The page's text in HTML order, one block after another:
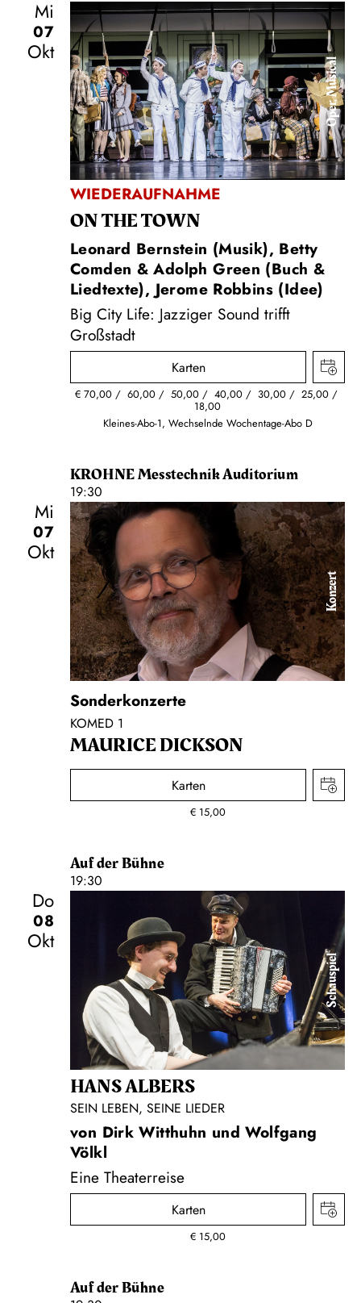
Mi
07
Okt
Oper, Musical
WIEDERAUFNAHME
ON THE TOWN
Leonard Bernstein (Musik), Betty
Comden & Adolph Green (Buch &
Liedtexte), Jerome Robbins (Idee)
Big City Life: Jazziger Sound trifft
Großstadt
Karten
€ 70,00 60,00 50,00 40,00 30,00 25,00
18,00
Kleines-Abo-1, Wechselnde Wochentage-Abo D
KROHNE Messtechnik Auditorium
19:30
Mi
07
Okt
Konzert
Sonderkonzerte
KOMED 1
MAURICE DICKSON
Karten
€ 15,00
Auf der Bühne
19:30
Do
08
Okt
Schauspiel
HANS ALBERS
SEIN LEBEN, SEINE LIEDER
von Dirk Witthuhn und Wolfgang
Völkl
Eine Theaterreise
Karten
€ 15,00
Auf der Bühne